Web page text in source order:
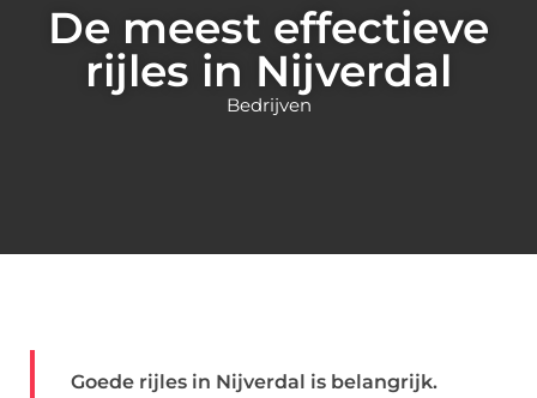
De meest effectieve
rijles in Nijverdal
Bedrijven
Goede rijles in Nijverdal is belangrijk.